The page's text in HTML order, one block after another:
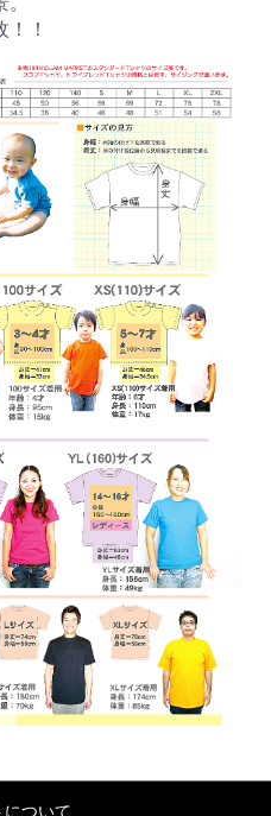
！
について